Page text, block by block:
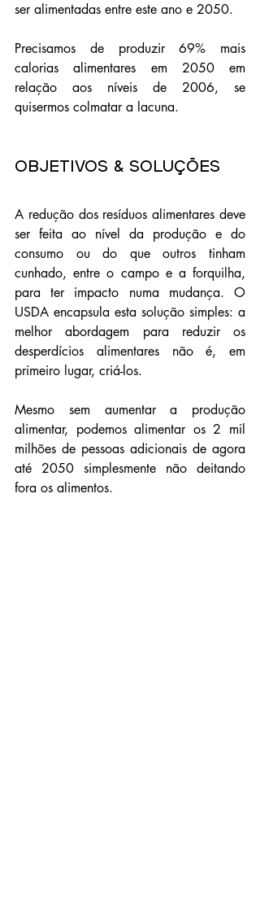
ser alimentadas entre este ano e 2050.
Precisamos de produzir 69% mais
calorias alimentares em 2050 em
relação aos níveis de 2006, se
quisermos colmatar a lacuna.
Objetivos & Soluções
A redução dos resíduos alimentares deve
ser feita ao nível da produção e do
consumo ou do que outros tinham
cunhado, entre o campo e a forquilha,
para ter impacto numa mudança. O
USDA encapsula esta solução simples: a
melhor abordagem para reduzir os
desperdícios alimentares não é, em
primeiro lugar, criá-los.
Mesmo sem aumentar a produção
alimentar, podemos alimentar os 2 mil
milhões de pessoas adicionais de agora
até 2050 simplesmente não deitando
fora os alimentos.